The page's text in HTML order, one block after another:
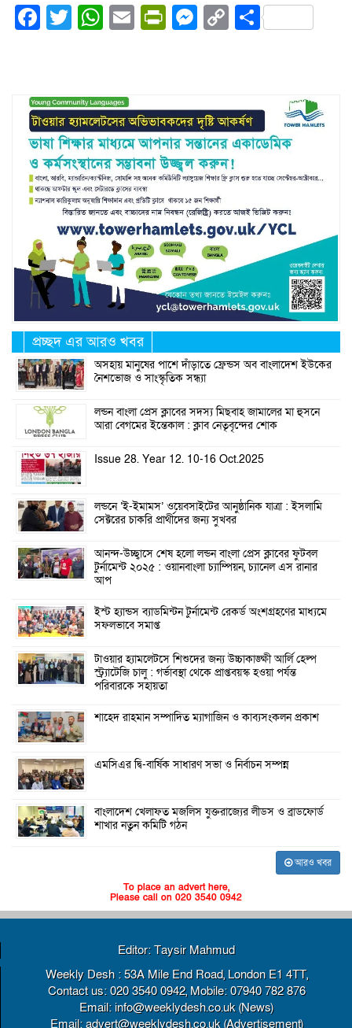
Facebook
Twitter
WhatsApp
EmailPrintFriendly
Messenger
CopyShare
প্রচ্ছদ এর আরও খবর
অসহায় মানুষের পাশে দাঁড়াতে ফ্রেন্ডস অব বাংলাদেশ ইউকের
নৈশভোজ ও সাংস্কৃতিক সন্ধ্যা
লন্ডন বাংলা প্রেস ক্লাবের সদস্য মিছবাহ জামালের মা হুসনে
আরা বেগমের ইন্তেকাল : ক্লাব নেতৃবৃন্দের শোক
Issue 28. Year 12. 10-16 Oct.2025
লন্ডনে ‘ই-ইমামস’ ওয়েবসাইটের আনুষ্ঠানিক যাত্রা : ইসলামি
সেক্টরের চাকরি প্রার্থীদের জন্য সুখবর
আনন্দ-উচ্ছ্বাসে শেষ হলো লন্ডন বাংলা প্রেস ক্লাবের ফুটবল
টুর্নামেন্ট ২০২৫ : ওয়ানবাংলা চ্যাম্পিয়ন, চ্যানেল এস রানার
আপ
ইস্ট হ্যান্ডস ব্যাডমিন্টন টুর্নামেন্ট রেকর্ড অংশগ্রহণের মাধ্যমে
সফলভাবে সমাপ্ত
টাওয়ার হ্যামলেটসে শিশুদের জন্য উচ্চাকাঙ্ক্ষী আর্লি হেল্প
স্ট্র্যাটেজি চালু : গর্ভাবস্থা থেকে প্রাপ্তবয়স্ক হওয়া পর্যন্ত
পরিবারকে সহায়তা
শাহেদ রাহমান সম্পাদিত ম্যাগাজিন ও কাব্যসংকলন প্রকাশ
এমসিএর দ্বি-বার্ষিক সাধারণ সভা ও নির্বাচন সম্পন্ন
বাংলাদেশ খেলাফত মজলিস যুক্তরাজ্যের লীডস ও ব্রাডফোর্ড
শাখার নতুন কমিটি গঠন
আরও খবর
To place an advert here,
Please call on 020 3540 0942
Editor: Taysir Mahmud
Weekly Desh : 53A Mile End Road, London E1 4TT,
Contact us: 020 3540 0942, Mobile: 07940 782 876
Email: info@weeklydesh.co.uk (News)
Email: advert@weeklydesh.co.uk (Advertisement)